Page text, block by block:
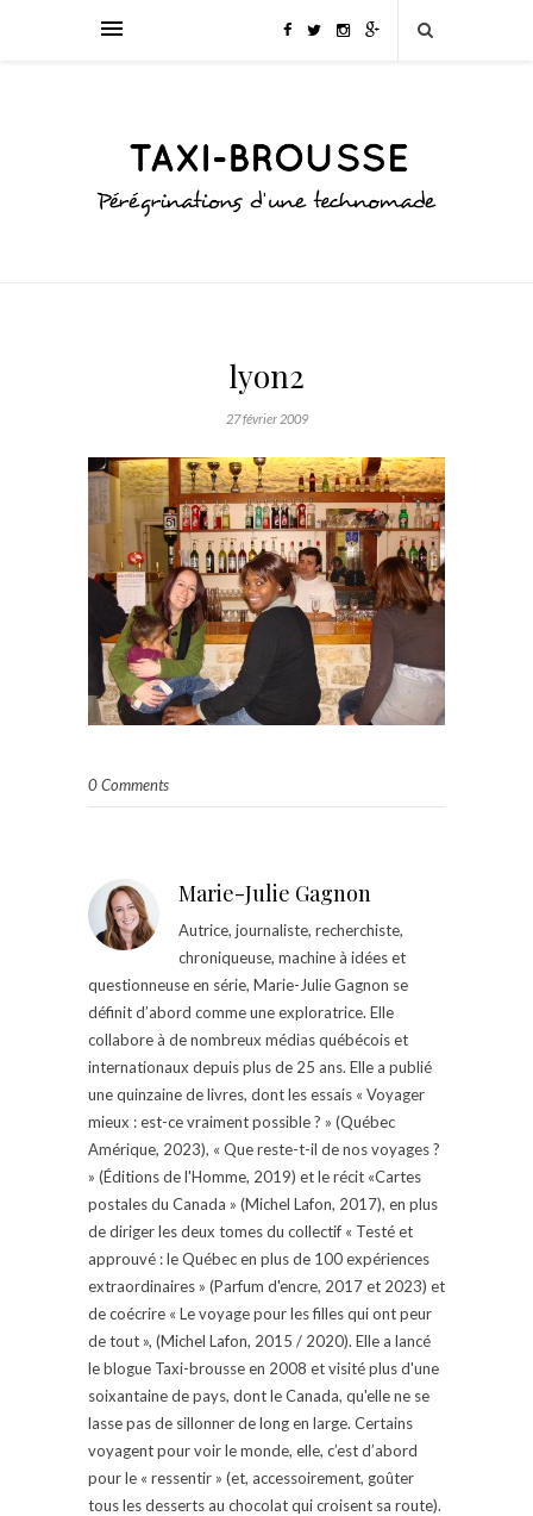
lyon2
27 février 2009
0 Comments
Marie-Julie Gagnon
Autrice, journaliste, recherchiste,
chroniqueuse, machine à idées et
questionneuse en série, Marie-Julie Gagnon se
définit d’abord comme une exploratrice. Elle
collabore à de nombreux médias québécois et
internationaux depuis plus de 25 ans. Elle a publié
une quinzaine de livres, dont les essais « Voyager
mieux : est-ce vraiment possible ? » (Québec
Amérique, 2023), « Que reste-t-il de nos voyages ?
» (Éditions de l'Homme, 2019) et le récit «Cartes
postales du Canada » (Michel Lafon, 2017), en plus
de diriger les deux tomes du collectif « Testé et
approuvé : le Québec en plus de 100 expériences
extraordinaires » (Parfum d'encre, 2017 et 2023) et
de coécrire « Le voyage pour les filles qui ont peur
de tout », (Michel Lafon, 2015 / 2020). Elle a lancé
le blogue Taxi-brousse en 2008 et visité plus d'une
soixantaine de pays, dont le Canada, qu'elle ne se
lasse pas de sillonner de long en large. Certains
voyagent pour voir le monde, elle, c’est d’abord
pour le « ressentir » (et, accessoirement, goûter
tous les desserts au chocolat qui croisent sa route).